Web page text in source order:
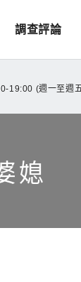
調查評論
19:00 (週一至週
媳